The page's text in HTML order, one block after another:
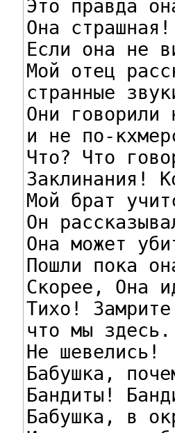
Это правда
Она страшная!
Если она не
Мой отец
странные
Они говорили
и не по-
Что? Что
Заклинания!
Мой брат
Он
Она может
Пошли пока
Скорее, Она
Тихо!
что мы здесь.
Не шевелись!
Бабушка,
Бандиты!
Бабушка, в